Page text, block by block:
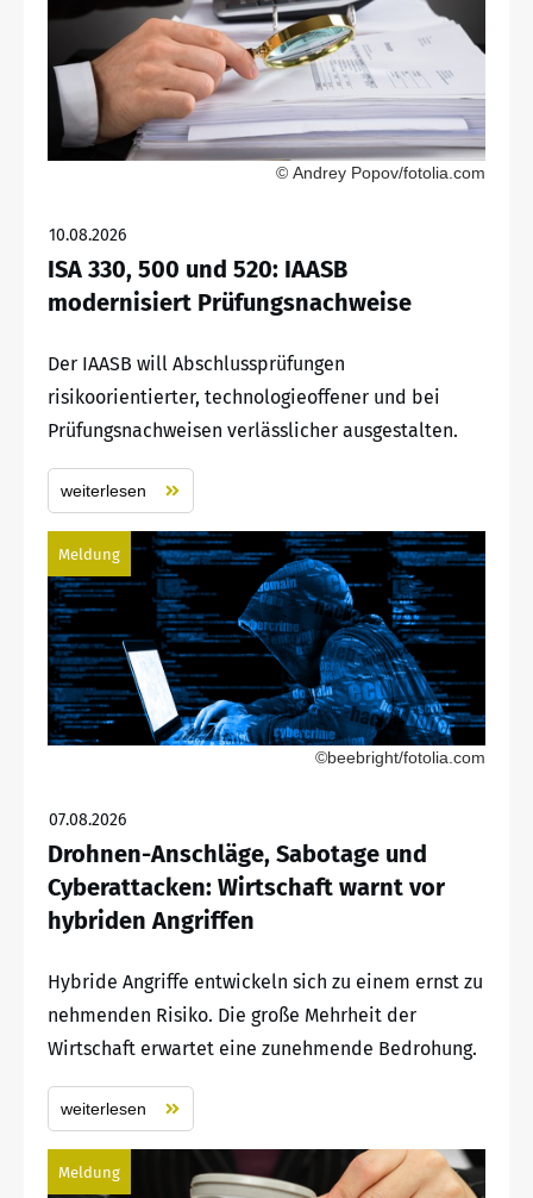
© Andrey Popov/fotolia.com
10.08.2026
ISA 330, 500 und 520: IAASB
modernisiert Prüfungsnachweise
Der IAASB will Abschlussprüfungen
risikoorientierter, technologieoffener und bei
Prüfungsnachweisen verlässlicher ausgestalten.
weiterlesen
Meldung
©beebright/fotolia.com
07.08.2026
Drohnen-Anschläge, Sabotage und
Cyberattacken: Wirtschaft warnt vor
hybriden Angriffen
Hybride Angriffe entwickeln sich zu einem ernst zu
nehmenden Risiko. Die große Mehrheit der
Wirtschaft erwartet eine zunehmende Bedrohung.
weiterlesen
Meldung